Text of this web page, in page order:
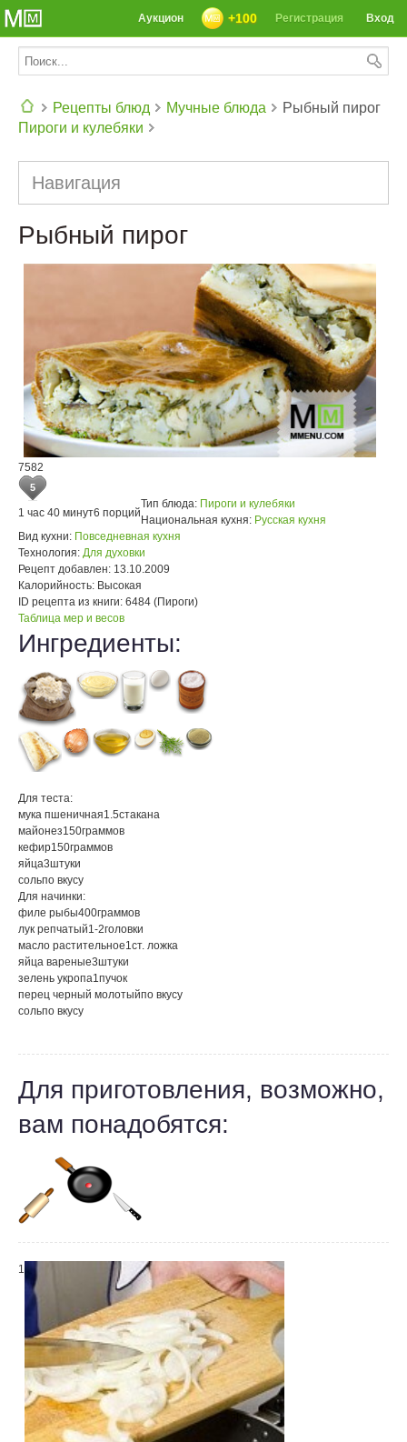
Вход
Регистрация
+100
Аукцион
Рецепты блюд
Мучные блюда
Пироги и кулебяки
Рыбный пирог
Навигация
Рыбный пирог
7582
5
1 час 40 минут6 порций
Тип блюда: Пироги и кулебяки
Национальная кухня: Русская кухня
Вид кухни: Повседневная кухня
Технология: Для духовки
Рецепт добавлен: 13.10.2009
Калорийность: Высокая
ID рецепта из книги: 6484 (Пироги)
Таблица мер и весов
Ингредиенты:
Для теста:
мука пшеничная1.5стакана
майонез150граммов
кефир150граммов
яйца3штуки
сольпо вкусу
Для начинки:
филе рыбы400граммов
лук репчатый1-2головки
масло растительное1ст. ложка
яйца вареные3штуки
зелень укропа1пучок
перец черный молотыйпо вкусу
сольпо вкусу
Для приготовления, возможно,
вам понадобятся:
1